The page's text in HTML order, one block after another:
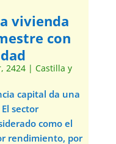
vivienda
con
2424| Castilla y
capital da una
sector
como el
rendimiento, por